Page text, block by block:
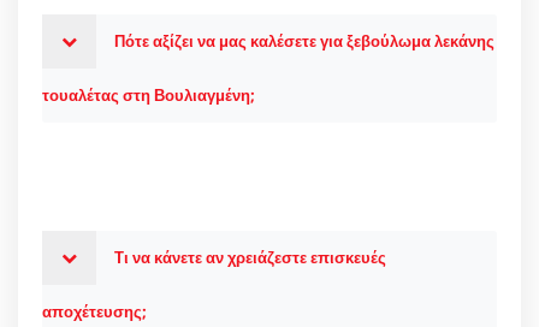
Πότε αξίζει να μας καλέσετε για ξεβούλωμα λεκάνης
τουαλέτας στη Βουλιαγμένη;
Τι να κάνετε αν χρειάζεστε επισκευές
αποχέτευσης;